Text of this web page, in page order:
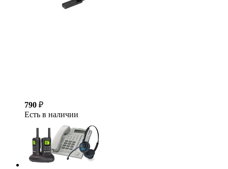
790 ₽
Есть в наличии